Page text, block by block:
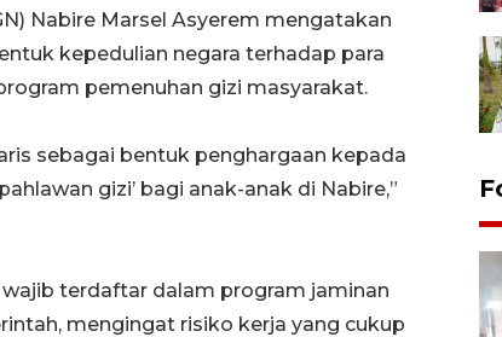
Nabire Marsel Asyerem mengatakan
kepedulian negara terhadap para
pemenuhan gizi masyarakat.
sebagai bentuk penghargaan kepada
gizi’ bagi anak-anak di Nabire,”
terdaftar dalam program jaminan
mengingat risiko kerja yang cukup